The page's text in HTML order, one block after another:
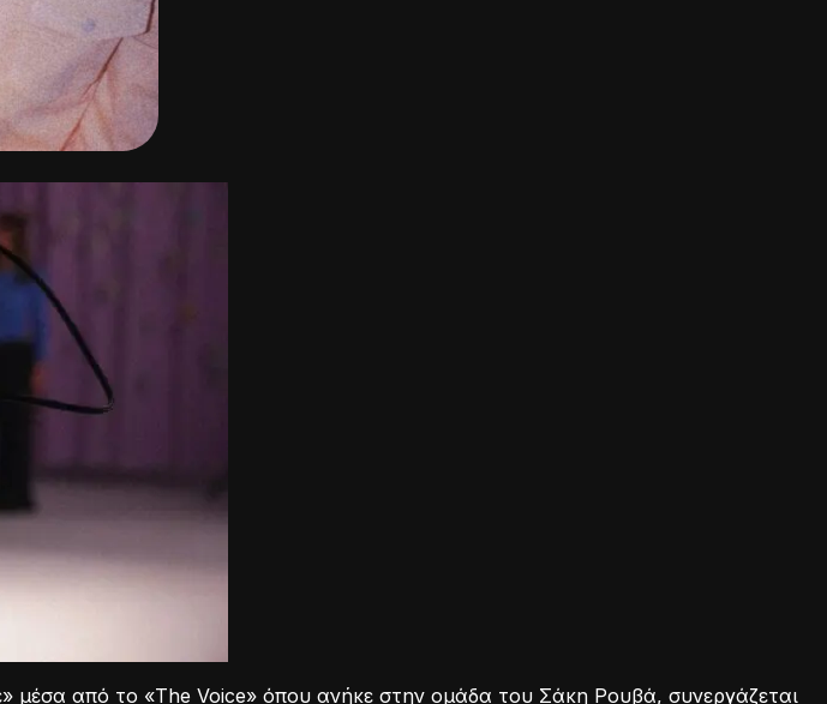
μέσα από το «The Voice» όπου ανήκε στην ομάδα του Σάκη Ρουβά, συνεργάζεται